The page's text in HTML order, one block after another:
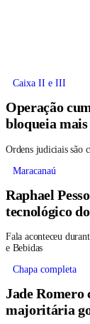
Caixa II e III
Operação
bloqueia
Ordens judiciais são
Maracanaú
Raphael
tecnológico
Fala aconteceu
e Bebidas
Chapa completa
Jade Romero
majoritária